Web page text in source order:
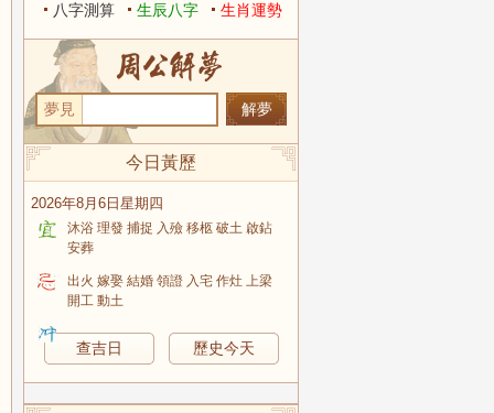
八字測算
生辰八字 生肖運勢
夢見
今日黃歷
2026年8月6日星期四
沐浴 理發 捕捉 入殮 移柩 破土 啟鉆
安葬
出火 嫁娶 結婚 領證 入宅 作灶 上梁
開工 動土
查吉日 歷史今天